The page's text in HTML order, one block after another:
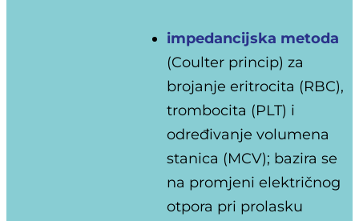
impedancijska metoda
(Coulter princip) za
brojanje eritrocita (RBC),
trombocita (PLT) i
određivanje volumena
stanica (MCV); bazira se
na promjeni električnog
otpora pri prolasku